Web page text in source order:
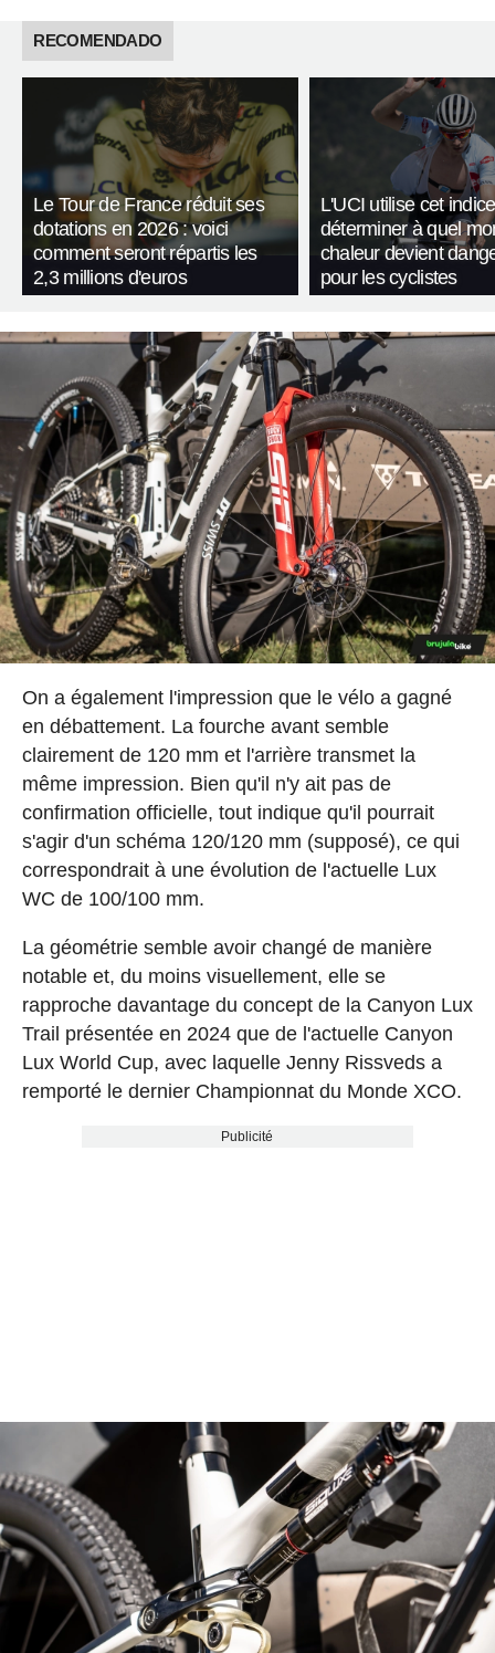
RECOMENDADO
Le Tour de France réduit ses
dotations en 2026 : voici
comment seront répartis les
2,3 millions d'euros
L'UCI utilise cet
déterminer à quel
chaleur devient
pour les cyclistes
On a également l'impression que le vélo a gagné
en débattement. La fourche avant semble
clairement de 120 mm et l'arrière transmet la
même impression. Bien qu'il n'y ait pas de
confirmation officielle, tout indique qu'il pourrait
s'agir d'un schéma 120/120 mm (supposé), ce qui
correspondrait à une évolution de l'actuelle Lux
WC de 100/100 mm.
La géométrie semble avoir changé de manière
notable et, du moins visuellement, elle se
rapproche davantage du concept de la Canyon Lux
Trail présentée en 2024 que de l'actuelle Canyon
Lux World Cup, avec laquelle Jenny Rissveds a
remporté le dernier Championnat du Monde XCO.
Publicité